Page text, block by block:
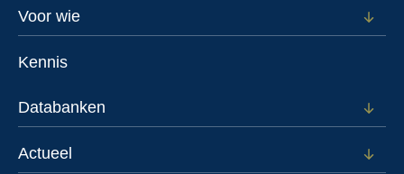
Footer
Voor wie
Open
Kennis
Databanken
Open
voor
Actueel
Open